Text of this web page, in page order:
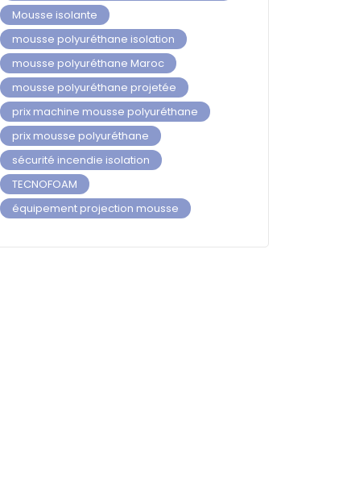
Mousse isolante
mousse polyuréthane isolation
mousse polyuréthane Maroc
mousse polyuréthane projetée
prix machine mousse polyuréthane
prix mousse polyuréthane
sécurité incendie isolation
TECNOFOAM
équipement projection mousse